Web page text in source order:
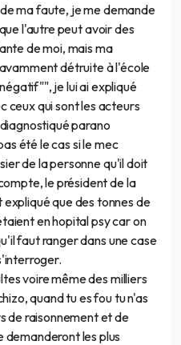
ma faute, je me demande
l'autre peut avoir des
de moi, mais ma
détruite à l'école
je lui ai expliqué
ceux qui sont les acteurs
parano
été le cas si le mec
de la personne qu'il doit
le président de la
que des tonnes de
en hopital psy car on
faut ranger dans une case
voire même des milliers
quand tu es fou tu n'as
de raisonnement et de
les plus